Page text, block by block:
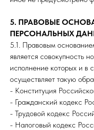
5. ПРАВОВЫЕ
ПЕРСОНАЛЬНЫХ
5.1. Правовым
является совокупность
исполнение которых и в
осуществляет такую
- Конституция
- Гражданский кодекс
- Трудовой кодекс
- Налоговый кодекс